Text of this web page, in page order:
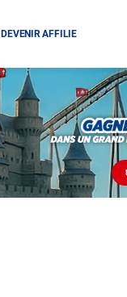
DEVENIR AFFILIE